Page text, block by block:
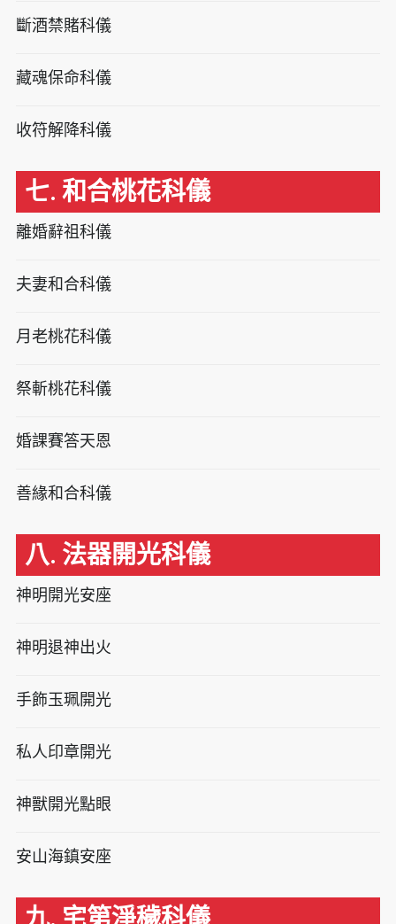
斷酒禁賭科儀
藏魂保命科儀
收符解降科儀
七. 和合桃花科儀
離婚辭祖科儀
夫妻和合科儀
月老桃花科儀
祭斬桃花科儀
婚課賽答天恩
善緣和合科儀
八. 法器開光科儀
神明開光安座
神明退神出火
手飾玉珮開光
私人印章開光
神獸開光點眼
安山海鎮安座